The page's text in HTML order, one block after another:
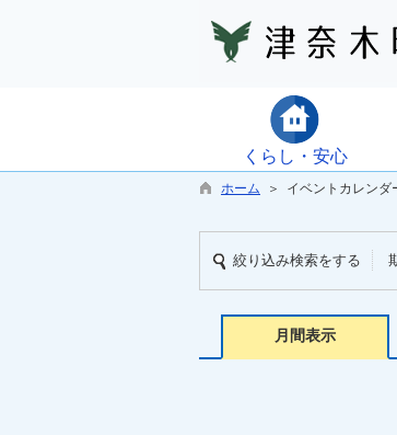
くらし・安心
ホーム ＞ イベントカレンダ
絞り込み検索をする
月間表示